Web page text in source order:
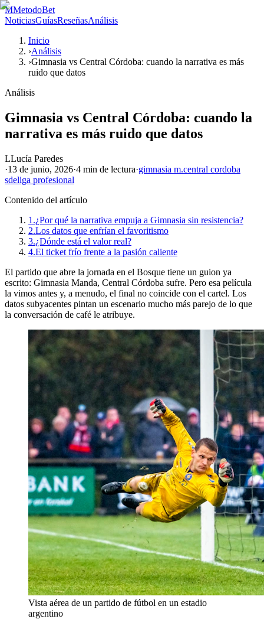
MMetodoBet
NoticiasGuíasReseñasAnálisis
Inicio
›Análisis
›Gimnasia vs Central Córdoba: cuando la narrativa es más
ruido que datos
Análisis
Gimnasia vs Central Córdoba: cuando la
narrativa es más ruido que datos
LLucía Paredes
·13 de junio, 2026·4 min de lectura·gimnasia m.central cordoba
sdeliga profesional
Contenido del artículo
1.¿Por qué la narrativa empuja a Gimnasia sin resistencia?
2.Los datos que enfrían el favoritismo
3.¿Dónde está el valor real?
4.El ticket frío frente a la pasión caliente
El partido que abre la jornada en el Bosque tiene un guion ya
escrito: Gimnasia Manda, Central Córdoba sufre. Pero esa película
la vimos antes y, a menudo, el final no coincide con el cartel. Los
datos subyacentes pintan un escenario mucho más parejo de lo que
la conversación de café le atribuye.
Vista aérea de un partido de fútbol en un estadio
argentino